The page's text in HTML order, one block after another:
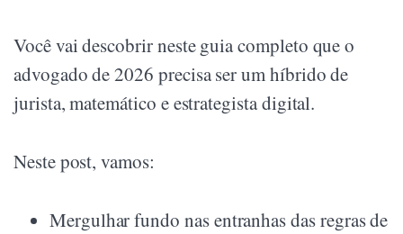
Você vai descobrir neste guia completo que o
advogado de 2026 precisa ser um híbrido de
jurista, matemático e estrategista digital.
Neste post, vamos:
Mergulhar fundo nas entranhas das regras de